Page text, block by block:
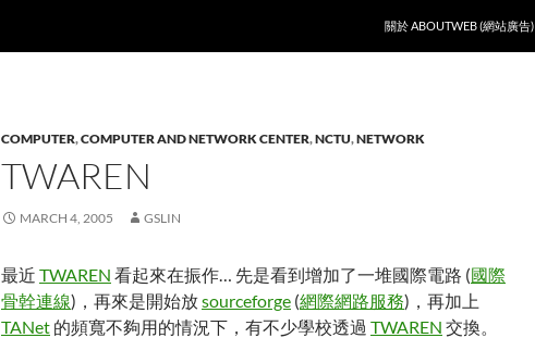
關於 ABOUTWEB (網站廣告)
COMPUTER,COMPUTER AND NETWORK CENTER,NCTU,NETWORK
TWAREN
MARCH 4, 2005 GSLIN
最近 TWAREN 看起來在振作… 先是看到增加了一堆國際電路 (國際
骨幹連線)，再來是開始放sourceforge (網際網路服務)，再加上
TANet 的頻寬不夠用的情況下，有不少學校透過 TWAREN 交換。